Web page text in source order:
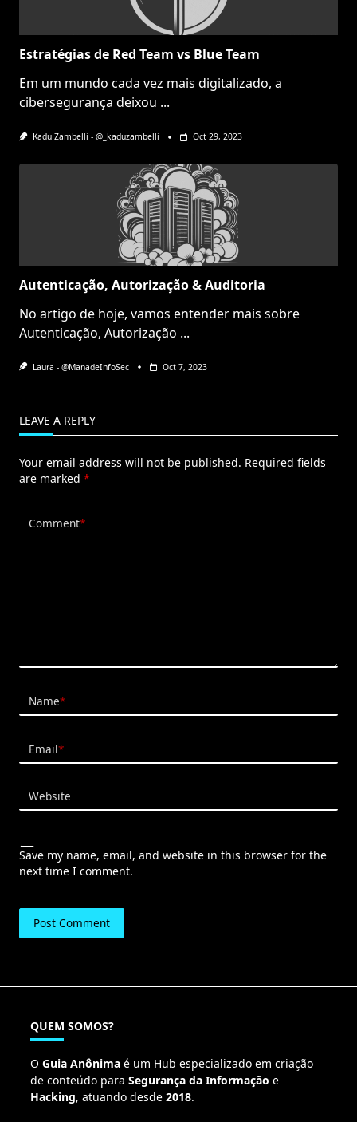
Estratégias de Red Team vs Blue Team
Em um mundo cada vez mais digitalizado, a
cibersegurança deixou ...
Kadu Zambelli - @_kaduzambelli Oct 29, 2023
Autenticação, Autorização & Auditoria
No artigo de hoje, vamos entender mais sobre
Autenticação, Autorização ...
Laura - @ManadeInfoSec Oct 7, 2023
LEAVE A REPLY
Your email address will not be published. Required fields
are marked *
Comment*
Name*
Email*
Website
Save my name, email, and website in this browser for the
next time I comment.
QUEM SOMOS?
O Guia Anônima é um Hub especializado em criação
de conteúdo para Segurança da Informação e
Hacking, atuando desde 2018.